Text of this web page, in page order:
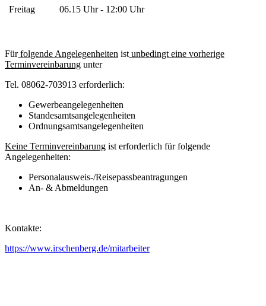
Freitag
06.15 Uhr - 12:00 Uhr
Fürfolgende Angelegenheiten ist unbedingt eine vorherige
Terminvereinbarung unter
Tel. 08062-703913 erforderlich:
Gewerbeangelegenheiten
Standesamtsangelegenheiten
Ordnungsamtsangelegenheiten
Keine Terminvereinbarung ist erforderlich für folgende
Angelegenheiten:
Personalausweis-/Reisepassbeantragungen
An- & Abmeldungen
Kontakte:
https://www.irschenberg.de/mitarbeiter